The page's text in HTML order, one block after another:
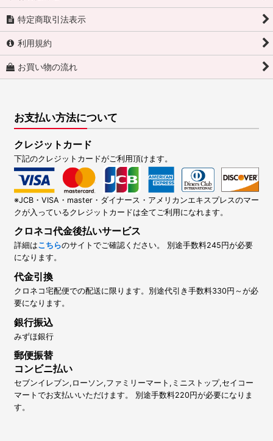
特定商取引法表示
利用規約
お買い物の流れ
お支払い方法について
クレジットカード
下記のクレジットカードがご利用頂けます。
※JCB・VISA・master・ダイナース・アメリカンエキスプレスのマー
クが入っているクレジットカードは全てご利用になれます。
クロネコ代金後払いサービス
詳細はこちらのサイトでご確認ください。 別途手数料245円が必要
になります。
代金引換
クロネコ宅配便での配送に限ります。別途代引き手数料330円～が必
要になります。
銀行振込
みずほ銀行
郵便振替
コンビニ払い
セブンイレブン,ローソン,ファミリーマート,ミニストップ,セイコー
マートでお支払いいただけます。 別途手数料220円が必要になりま
す。